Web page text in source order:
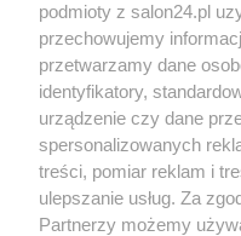
Społeczeństwo
Kultura
X Facebook
podmioty z salon24.pl
przechowujemy
przetwarzamy dane
identyfikatory,
urządzenie czy dane
spersonalizowanych
treści, pomiar reklam i
ulepszanie usług. Za
Partnerzy możemy